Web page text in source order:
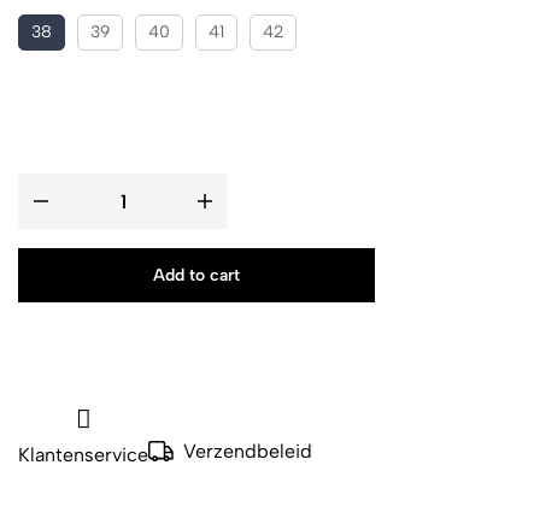
38 39 40 41 42
Add to cart
Klantenservice Verzendbeleid